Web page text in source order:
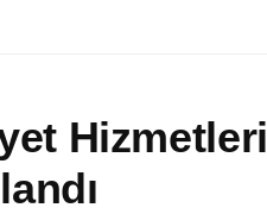
Hizmetleri